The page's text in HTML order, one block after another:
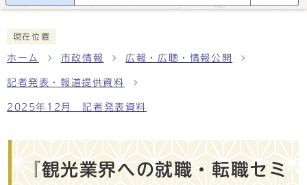
現在位置
ホーム 市政情報 広報・広聴・情報公開
記者発表・報道提供資料
2025年12月 記者発表資料
『観光業界への就職・転職セミ